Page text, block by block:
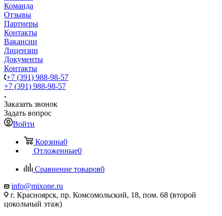
Команда
Отзывы
Партнеры
Контакты
Вакансии
Лицензии
Документы
Контакты
+7 (391) 988-98-57
+7 (391) 988-98-57
Заказать звонок
Задать вопрос
Войти
Корзина0
Отложенные0
Сравнение товаров0
info@mixone.ru
г. Красноярск, пр. Комсомольский, 18, пом. 68 (второй
цокольный этаж)